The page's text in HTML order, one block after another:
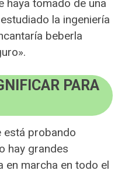
haya tomado de una
la ingeniería
beberla
PARA
está probando
hay grandes
en marcha en todo el